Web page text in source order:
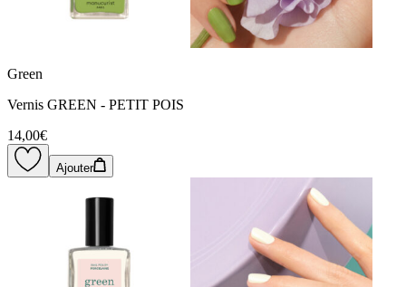
Green
Vernis GREEN - PETIT POIS
14,00€
Ajouter